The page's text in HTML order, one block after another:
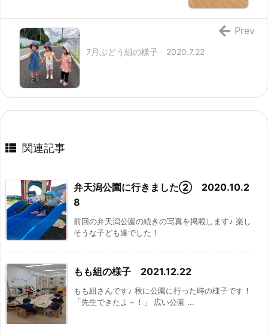
7月ぶどう組の様子 2020.7.22
Prev
関連記事
弁天潟公園に行きました② 2020.10.2
8
前回の弁天潟公園の続きの写真を掲載します♪ 楽し
そうな子ども達でした！
もも組の様子 2021.12.22
もも組さんです♪ 秋に公園に行った時の様子です！
「先生できたよ～！」 広い公園 ...